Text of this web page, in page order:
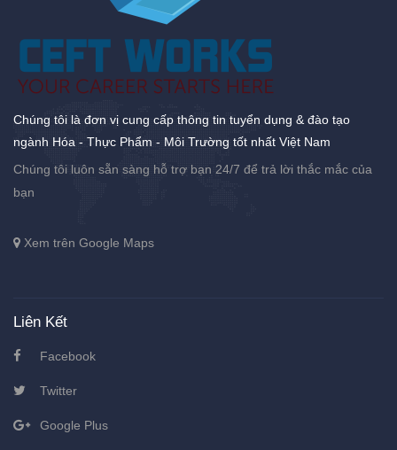
Chúng tôi là đơn vị cung cấp thông tin tuyển dụng & đào tạo
ngành Hóa - Thực Phẩm - Môi Trường tốt nhất Việt Nam
Chúng tôi luôn sẵn sàng hỗ trợ bạn 24/7 để trả lời thắc mắc của
bạn
Xem trên Google Maps
Liên Kết
Facebook
Twitter
Google Plus